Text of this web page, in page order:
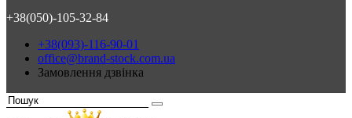
+38(050)-105-32-84
+38(093)-116-90-01
office@brand-stock.com.ua
Замовлення дзвінка